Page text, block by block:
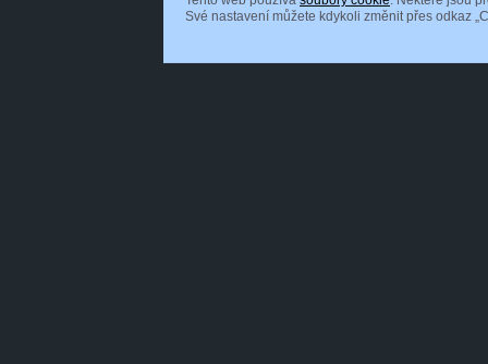
Své nastavení můžete kdykoli změnit přes odkaz